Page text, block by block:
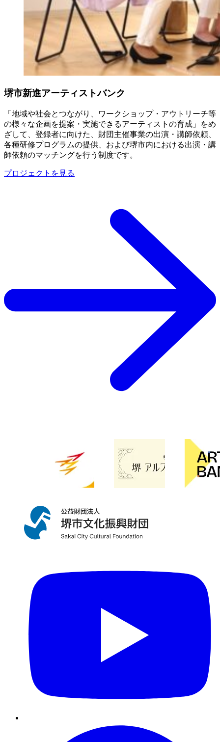
堺市新進アーティストバンク
「地域や社会とつながり、ワークショップ・アウトリーチ等
の様々な企画を提案・実施できるアーティストの育成」をめ
ざして、登録者に向けた、財団主催事業の出演・講師依頼、
各種研修プログラムの提供、および堺市内における出演・講
師依頼のマッチングを行う制度です。
プロジェクトを見る